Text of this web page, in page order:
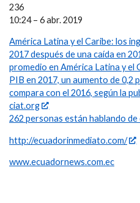
236
10:24 – 6 abr. 2019
América Latina y el Caribe: los
2017 después de una caída en
promedio en América Latina y el
PIB en 2017, un aumento de 0,2
compara con el 2016, según la
ciat.org
262 personas están hablando de
http://ecuadorinmediato.com/
www.ecuadornews.com.ec